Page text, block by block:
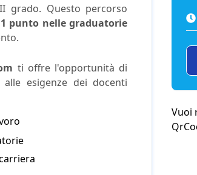
grado. Questo percorso
1 punto nelle graduatorie
ti offre l'opportunità di
esigenze dei docenti
Vuoi